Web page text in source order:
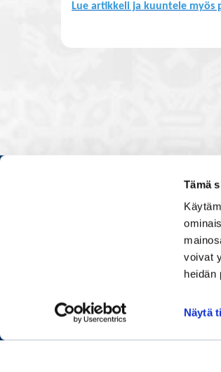
Tämä
voivat
heidän
Näytä
Lue artikkeli ja kuuntele myös
ja
muiden
uskoo